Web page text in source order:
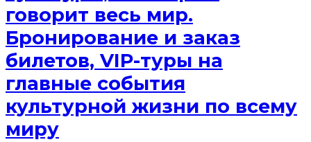
говорит весь мир.
Бронирование и заказ
билетов, VIP-туры на
главные события
культурной жизни по всему
миру